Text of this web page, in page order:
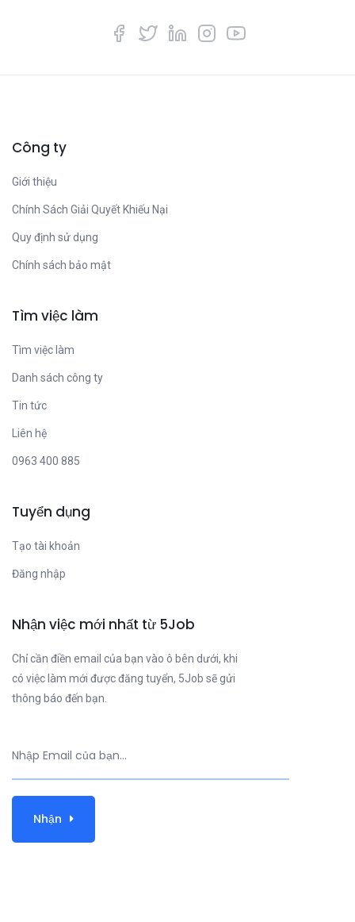
Công ty
Giới thiệu
Chính Sách Giải Quyết Khiếu Nại
Quy định sử dụng
Chính sách bảo mật
Tìm việc làm
Tìm việc làm
Danh sách công ty
Tin tức
Liên hệ
0963 400 885
Tuyển dụng
Tạo tài khoản
Đăng nhập
Nhận việc mới nhất từ 5Job
Chỉ cần điền email của bạn vào ô bên dưới, khi
có việc làm mới được đăng tuyển, 5Job sẽ gửi
thông báo đến bạn.
Nhận